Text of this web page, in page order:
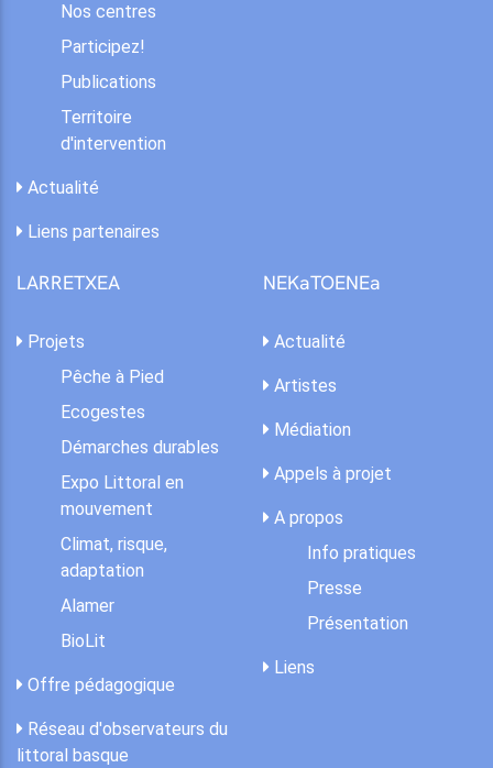
Nos centres
Participez!
Publications
Territoire
d'intervention
Actualité
Liens partenaires
LARRETXEA
Projets
Pêche à Pied
Ecogestes
Démarches durables
Expo Littoral en
mouvement
Climat, risque,
adaptation
Alamer
BioLit
Offre pédagogique
Réseau d'observateurs du
littoral basque
NEKaTOENEa
Actualité
Artistes
Médiation
Appels à projet
A propos
Info pratiques
Presse
Présentation
Liens